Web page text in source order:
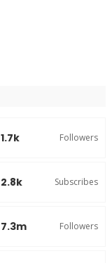
1.7k Followers
2.8k Subscribes
7.3m Followers